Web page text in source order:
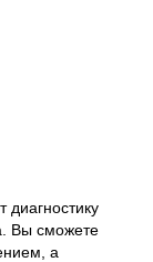
Вы сможете
а